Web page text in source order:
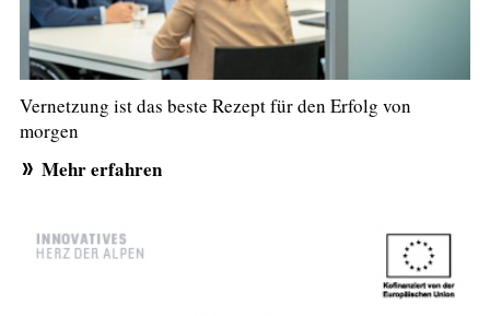
Vernetzung ist das beste Rezept für den Erfolg von
morgen
Mehr erfahren